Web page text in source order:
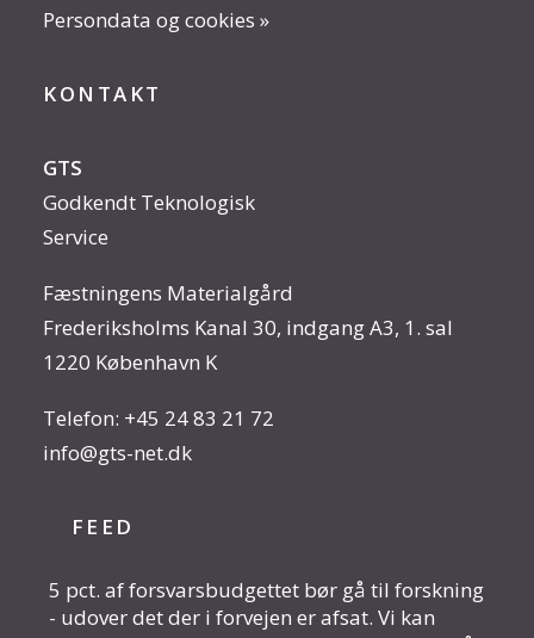
Persondata og cookies »
KONTAKT
GTS
Godkendt Teknologisk
Service
Fæstningens Materialgård
Frederiksholms Kanal 30, indgang A3, 1. sal
1220 København K
Telefon: +45 24 83 21 72
info@gts-net.dk
FEED
5 pct. af forsvarsbudgettet bør gå til forskning
- udover det der i forvejen er afsat. Vi kan